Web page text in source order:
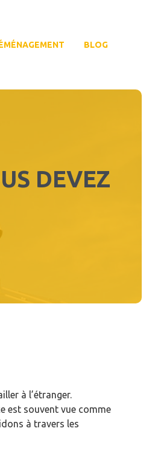
BLOG
DEVEZ
à l’étranger.
est souvent vue comme
à travers les